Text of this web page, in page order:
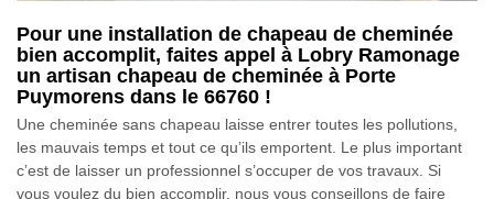
Pour une installation de chapeau de cheminée
bien accomplit, faites appel à Lobry Ramonage
un artisan chapeau de cheminée à Porte
Puymorens dans le 66760 !
Une cheminée sans chapeau laisse entrer toutes les pollutions,
les mauvais temps et tout ce qu’ils emportent. Le plus important
c’est de laisser un professionnel s’occuper de vos travaux. Si
vous voulez du bien accomplir, nous vous conseillons de faire